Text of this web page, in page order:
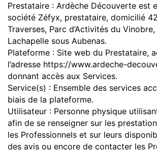
Prestataire : Ardèche Découverte est
société Zéfyx, prestataire, domicilié
Traverses, Parc d’Activités du
Lachapelle sous Aubenas.
Plateforme : Site web du Prestataire,
l’adresse https://www.ardeche-
donnant accès aux Services.
Service(s) : Ensemble des services
biais de la plateforme.
Utilisateur : Personne physique
afin de se renseigner sur les
les Professionnels et sur leurs
des avis ou encore de contacter les